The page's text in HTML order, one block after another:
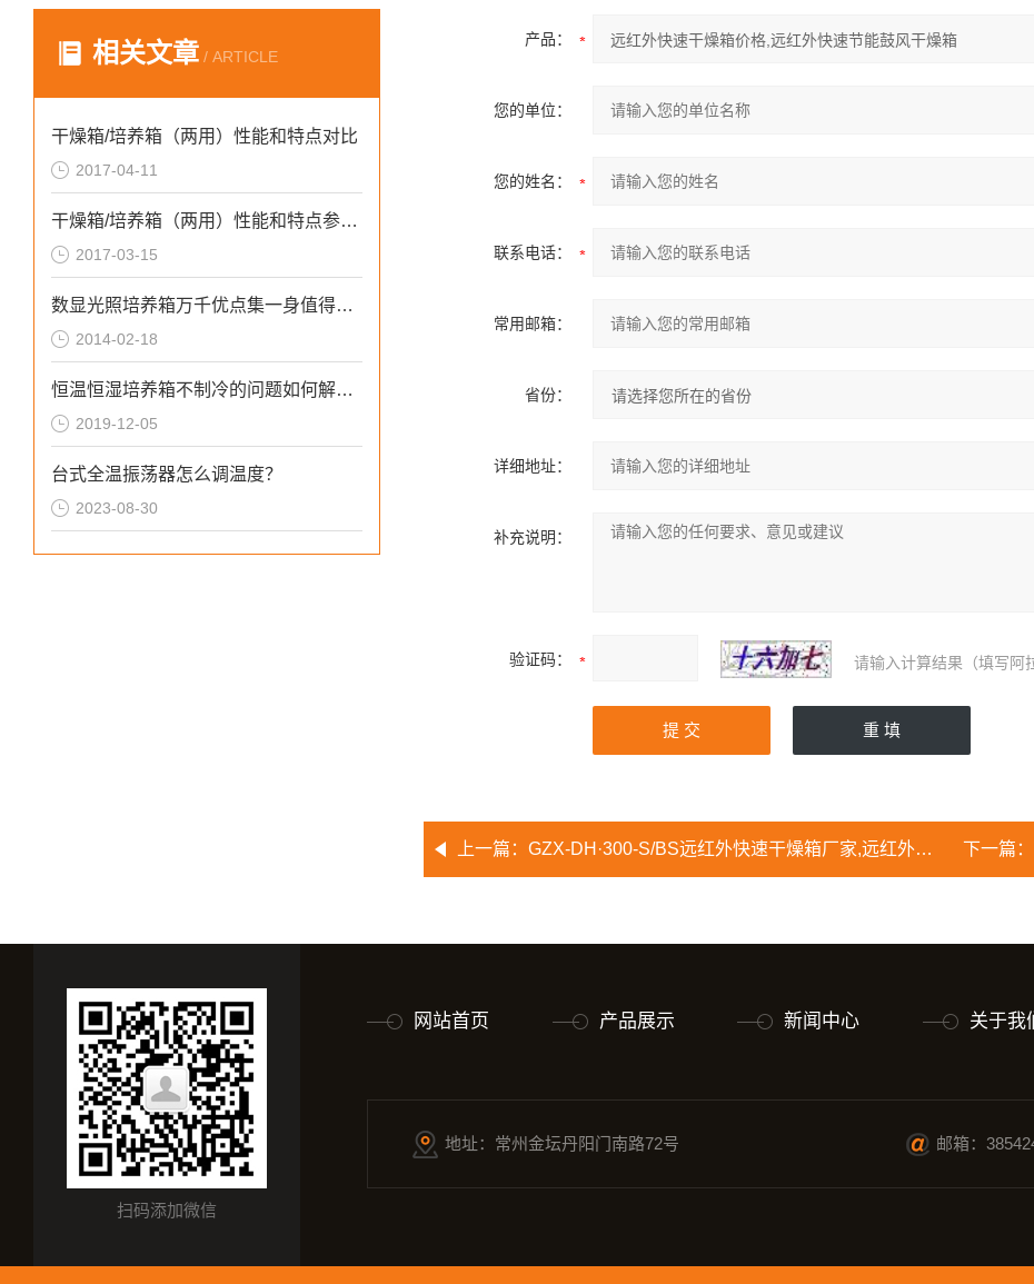
相关文章 / ARTICLE
干燥箱/培养箱（两用）性能和特点对比
2017-04-11
干燥箱/培养箱（两用）性能和特点参数介绍
2017-03-15
数显光照培养箱万千优点集一身值得拥有
2014-02-18
恒温恒湿培养箱不制冷的问题如何解决？
2019-12-05
台式全温振荡器怎么调温度？
2023-08-30
产品：
您的单位：
您的姓名：
联系电话：
常用邮箱：
省份：
详细地址：
补充说明：
验证码： 请输入计算结果（填写阿
上一篇： GZX-DH·300-S/BS远红外快速干燥箱厂家,远红外快速节能鼓风干燥箱 下一篇：
扫码添加微信
网站首页 产品展示 新闻中心 关于我
地址：常州金坛丹阳门南路72号 邮箱：